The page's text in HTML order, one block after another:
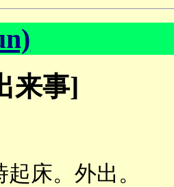
来事]
床。外出。